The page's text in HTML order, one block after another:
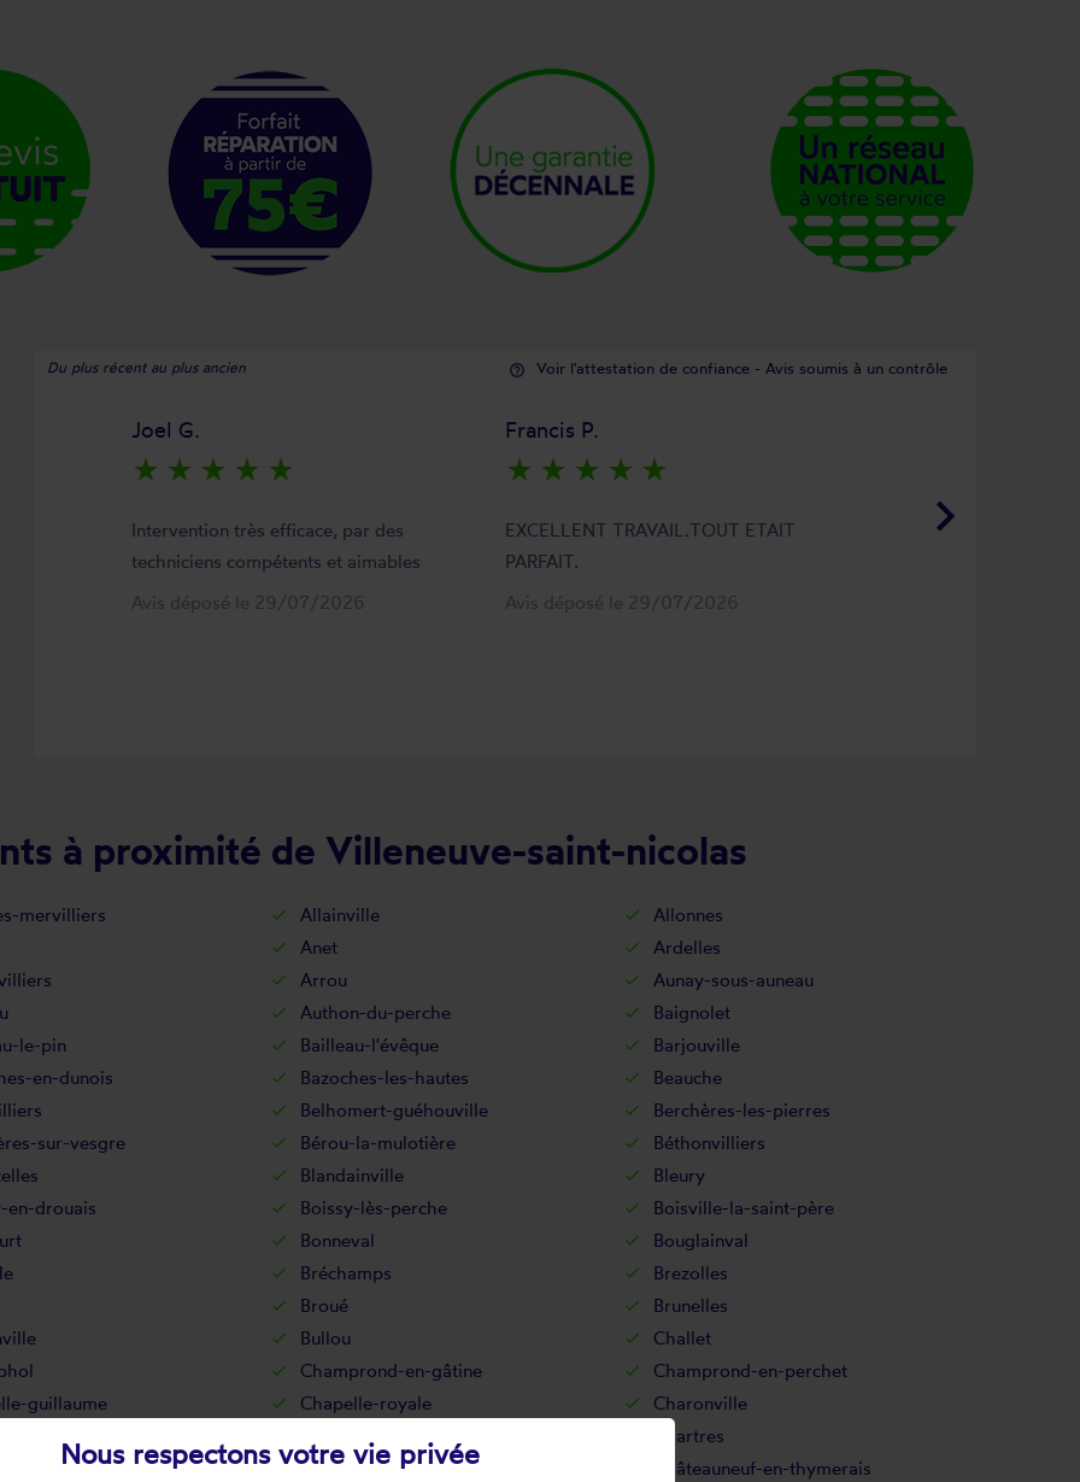
Du plus récent au plus ancien help_outline Voir l'attestation de confiance - Avis soumis à un contrôle
keyboard_arrow_right
Joel G.
star_rate star_rate star_rate star_rate star_rate
Intervention très efficace, par des
techniciens compétents et aimables
Avis déposé le 29/07/2026
Francis P.
star_rate star_rate star_rate star_rate star_rate
EXCELLENT TRAVAIL.TOUT ETAIT
PARFAIT.
Avis déposé le 29/07/2026
à proximité de Villeneuve-saint-nicolas
mervilliers Allainville
Allonnes
Anet
Ardelles
Arrou
Aunay-sous-auneau
Authon-du-perche
Baignolet
le-pin Bailleau-l'évêque
Barjouville
en-dunois Bazoches-les-hautes
Beauche
Belhomert-guéhouville
Berchères-les-pierres
sur-vesgre Bérou-la-mulotière
Béthonvilliers
Blandainville
Bleury
en-drouais Boissy-lès-perche
Boisville-la-saint-père
Bonneval
Bouglainval
Bréchamps
Brezolles
Broué
Brunelles
Bullou
Challet
Champrond-en-gâtine
Champrond-en-perchet
guillaume Chapelle-royale
Charonville
Chartres
Chateaudun
Châteauneuf-en-thymerais
Nous respectons votre vie privée